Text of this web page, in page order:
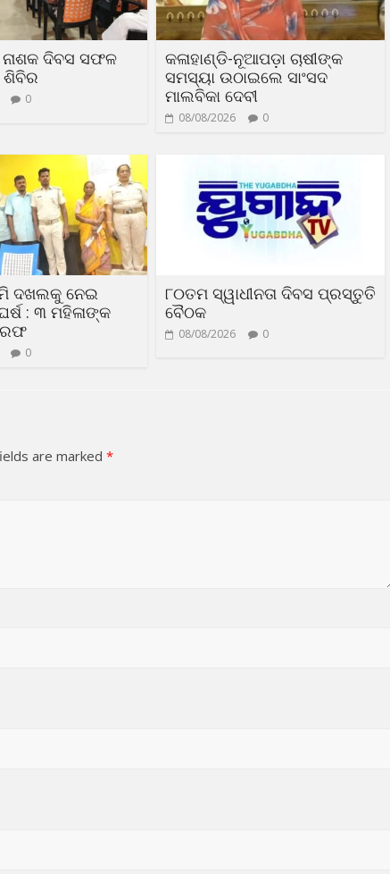
ନାଶକ ଦିବସ ସଫଳ
ଶିବିର
0
କଳାହାଣ୍ଡି-ନୂଆପଡ଼ା ଚାଷୀଙ୍କ
ସମସ୍ୟା ଉଠାଇଲେ ସାଂସଦ
ମାଲବିକା ଦେବୀ
08/08/2026 0
ଦଖଲକୁ ନେଇ
: ୩ ମହିଳାଙ୍କ
0
୮୦ତମ ସ୍ୱାଧୀନତା ଦିବସ ପ୍ରସ୍ତୁତି
ବୈଠକ
08/08/2026 0
are marked *